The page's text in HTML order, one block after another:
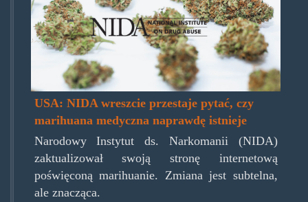
USA: NIDA wreszcie przestaje pytać, czy
marihuana medyczna naprawdę istnieje
Narodowy Instytut ds. Narkomanii (NIDA)
zaktualizował swoją stronę internetową
poświęconą marihuanie. Zmiana jest subtelna,
ale znacząca.